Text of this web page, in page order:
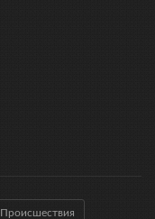
Происшествия